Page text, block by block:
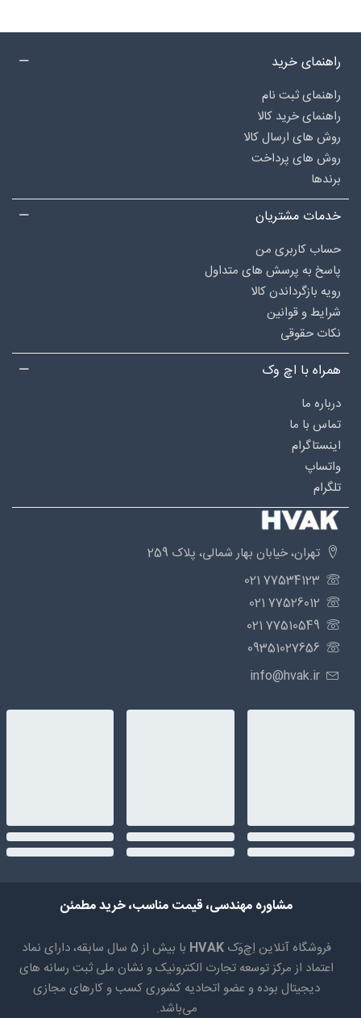
راهنمای خرید
راهنمای ثبت نام
راهنمای خرید کالا
روش های ارسال کالا
روش های پرداخت
برندها
خدمات مشتریان
حساب کاربری من
پاسخ به پرسش های متداول
رویه بازگرداندن کالا
شرایط و قوانین
نکات حقوقی
همراه با اچ وک
درباره‌ ما
تماس با ما
اینستاگرام
واتساپ
تلگرام
تهران، خیابان بهار شمالی، پلاک 259
77534123 021
77526012 021
77510549 021
09351027656
info@hvak.ir
مشاوره مهندسی، قیمت مناسب، خرید مطمئن
فروشگاه آنلاین اِچ‌وَک HVAK
با بیش از 5 سال سابقه، دارای نماد
اعتماد از مرکز توسعه تجارت الکترونیک و نشان ملی ثبت رسانه های
دیجیتال بوده و عضو اتحادیه کشوری کسب و کارهای مجازی
می‌باشد.